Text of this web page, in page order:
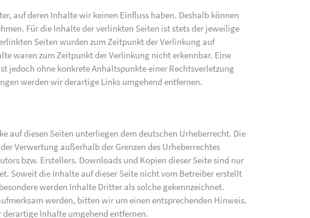
auf deren Inhalte wir keinen Einfluss haben. Deshalb können
Für die Inhalte der verlinkten Seiten ist stets der jeweilige
Seiten wurden zum Zeitpunkt der Verlinkung auf
waren zum Zeitpunkt der Verlinkung nicht erkennbar. Eine
jedoch ohne konkrete Anhaltspunkte einer Rechtsverletzung
werden wir derartige Links umgehend entfernen.
auf diesen Seiten unterliegen dem deutschen Urheberrecht. Die
Verwertung außerhalb der Grenzen des Urheberrechtes
bzw. Erstellers. Downloads und Kopien dieser Seite sind nur
Soweit die Inhalte auf dieser Seite nicht vom Betreiber erstellt
werden Inhalte Dritter als solche gekennzeichnet.
werden, bitten wir um einen entsprechenden Hinweis.
Inhalte umgehend entfernen.